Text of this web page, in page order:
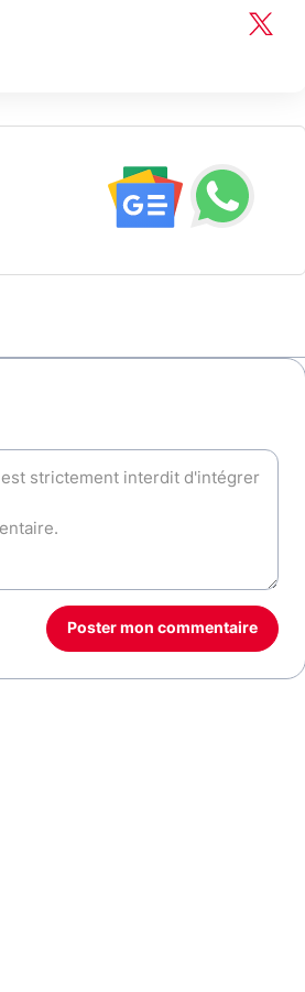
Poster mon commentaire